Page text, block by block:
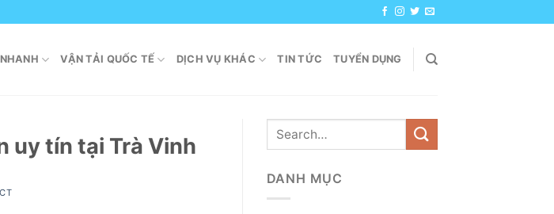
VẬN TẢI QUỐC TẾ DỊCH VỤ KHÁC TIN TỨC TUYỂN DỤNG
uy tín tại Trà Vinh
DANH MỤC